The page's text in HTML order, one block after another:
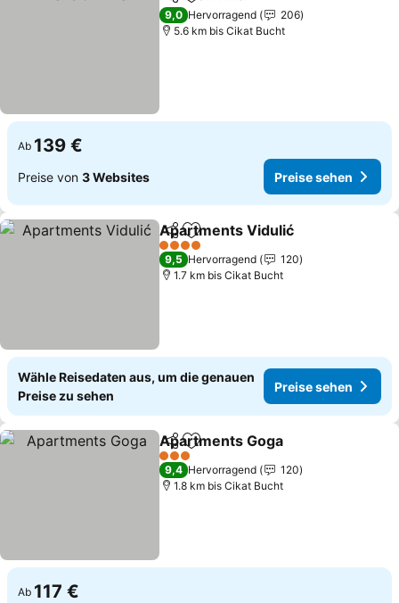
Zu Favoriten hinzufügen
9,0 Hervorragend
206
5.6 km bis Cikat Bucht
Ab 139 €
Preise von 3 Websites Preise sehen
TeilenZu Favoriten hinzufügen
Apartments Vidulić
4 Sterne
9,5 Hervorragend
120
1.7 km bis Cikat Bucht
Wähle Reisedaten aus, um die genauen
Preise zu sehen
Preise sehen
TeilenZu Favoriten hinzufügen
Apartments Goga
3 Sterne
9,4 Hervorragend
120
1.8 km bis Cikat Bucht
Ab 117 €